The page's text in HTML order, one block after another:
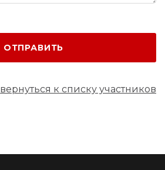
ОТПРАВИТЬ
вернуться к списку участников